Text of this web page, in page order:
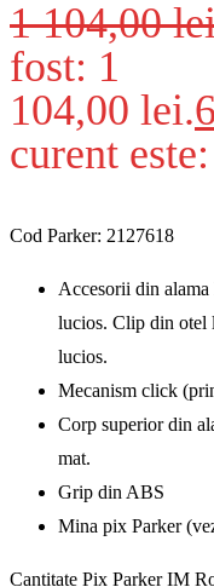
1 104,00
fost: 1
104,00 lei.
curent
Cod Parker: 2127618
Accesorii din
lucios. Clip din otel
lucios.
Mecanism click
Corp superior din
mat.
Grip din ABS
Mina pix Parker
Cantitate Pix Parker IM